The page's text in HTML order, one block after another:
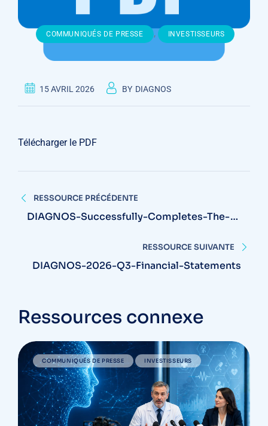
COMMUNIQUÉS DE PRESSE , INVESTISSEURS
15 AVRIL 2026 BY DIAGNOS
Télécharger le PDF
Navigation
de
RESSOURCE PRÉCÉDENTE
DIAGNOS-Successfully-Completes-The-
Establishment-RegistrationRESSOURCE SUIVANTE
DIAGNOS-2026-Q3-Financial-Statements
Ressources connexe
COMMUNIQUÉS DE PRESSE INVESTISSEURS